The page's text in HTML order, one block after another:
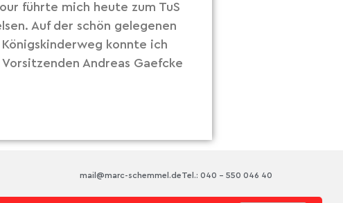
führte mich heute zum TuS
Auf der schön gelegenen
konnte ich
Andreas Gaefcke
Tel.: 040 – 550 046 40
mail@marc-schemmel.de